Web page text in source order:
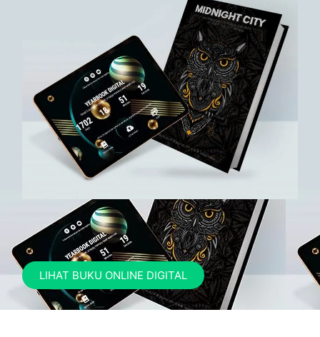
LIHAT BUKU ONLINE DIGITAL